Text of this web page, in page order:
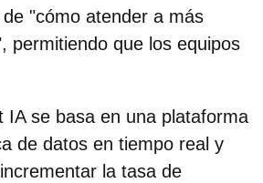
"cómo atender a más
permitiendo que los equipos
IA se basa en una plataforma
de datos en tiempo real y
la tasa de